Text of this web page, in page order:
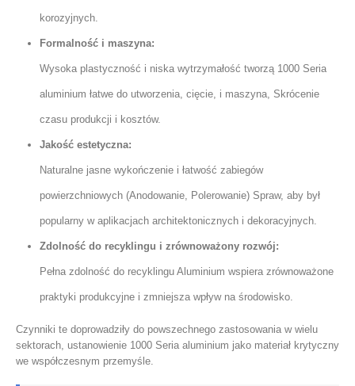
korozyjnych.
Formalność i maszyna:
Wysoka plastyczność i niska wytrzymałość tworzą 1000 Seria
aluminium łatwe do utworzenia, cięcie, i maszyna, Skrócenie
czasu produkcji i kosztów.
Jakość estetyczna:
Naturalne jasne wykończenie i łatwość zabiegów
powierzchniowych (Anodowanie, Polerowanie) Spraw, aby był
popularny w aplikacjach architektonicznych i dekoracyjnych.
Zdolność do recyklingu i zrównoważony rozwój:
Pełna zdolność do recyklingu Aluminium wspiera zrównoważone
praktyki produkcyjne i zmniejsza wpływ na środowisko.
Czynniki te doprowadziły do ​​powszechnego zastosowania w wielu
sektorach, ustanowienie 1000 Seria aluminium jako materiał krytyczny
we współczesnym przemyśle.